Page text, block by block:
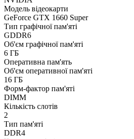
Модель відеокарти
GeForce GTX 1660 Super
Тип графічної пам'яті
GDDR6
Об'єм графічної пам'яті
6 ГБ
Оперативна пам'ять
Об'єм оперативної пам'яті
16 ГБ
Форм-фактор пам'яті
DIMM
Кількість слотів
2
Тип пам'яті
DDR4